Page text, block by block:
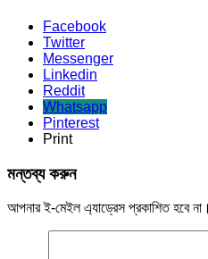
Facebook
Twitter
Messenger
Linkedin
Reddit
Whatsapp
Pinterest
Print
মন্তব্য করুন
আপনার ই-মেইল এ্যাড্রেস প্রকাশিত হবে না।